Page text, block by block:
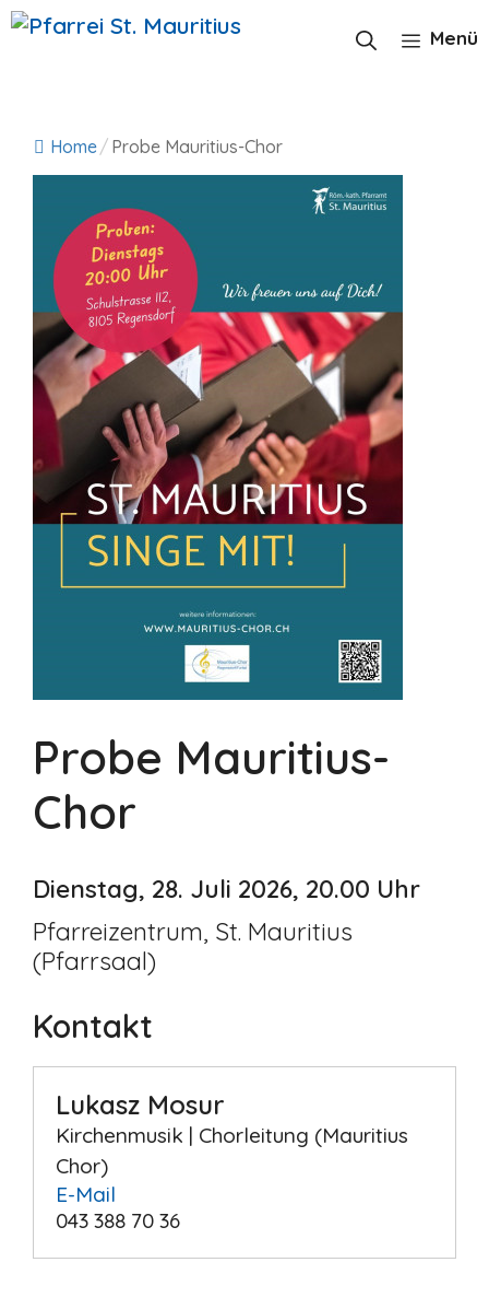
Zum
Inhalt
Menü
Home/ Probe Mauritius-Chor
Probe Mauritius-
Chor
Dienstag, 28. Juli 2026, 20.00 Uhr
Pfarreizentrum, St. Mauritius
(Pfarrsaal)
Kontakt
Lukasz Mosur
Kirchenmusik | Chorleitung (Mauritius
Chor)
E-Mail
043 388 70 36